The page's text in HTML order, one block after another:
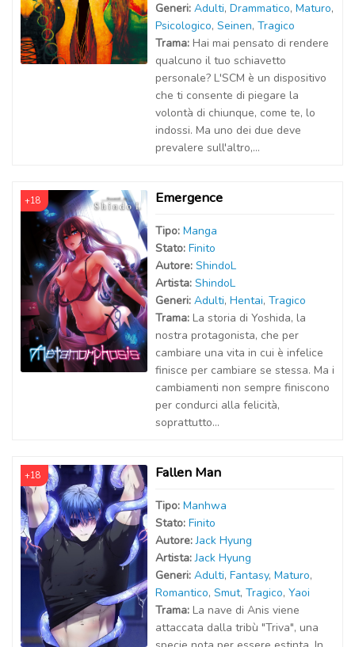
Generi: Adulti, Drammatico, Maturo,
Psicologico, Seinen, Tragico
Trama: Hai mai pensato di rendere
qualcuno il tuo schiavetto
personale? L'SCM è un dispositivo
che ti consente di piegare la
volontà di chiunque, come te, lo
indossi. Ma uno dei due deve
prevalere sull'altro,...
+18 Emergence
Tipo: Manga
Stato: Finito
Autore: ShindoL
Artista: ShindoL
Generi: Adulti, Hentai, Tragico
Trama: La storia di Yoshida, la
nostra protagonista, che per
cambiare una vita in cui è infelice
finisce per cambiare se stessa. Ma i
cambiamenti non sempre finiscono
per condurci alla felicità,
soprattutto...
+18 Fallen Man
Tipo: Manhwa
Stato: Finito
Autore:Jack Hyung
Artista:Jack Hyung
Generi: Adulti, Fantasy, Maturo,
Romantico, Smut, Tragico, Yaoi
Trama: La nave di Anis viene
attaccata dalla tribù "Triva", una